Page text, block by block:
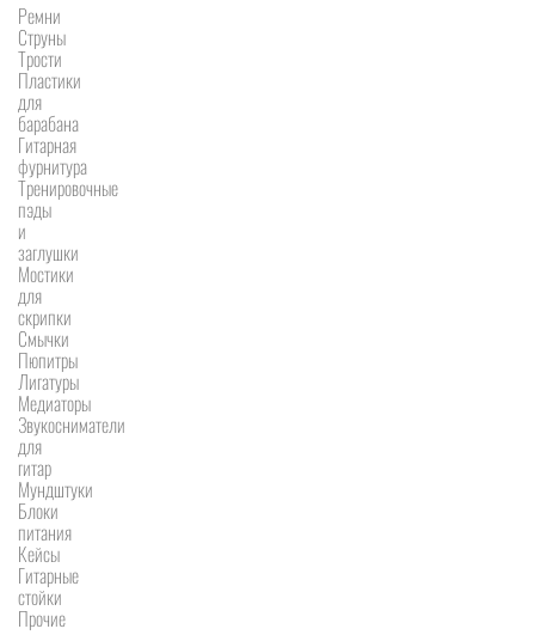
Ремни
Струны
Трости
Пластики
для
барабана
Гитарная
фурнитура
Тренировочные
пэды
и
заглушки
Мостики
для
скрипки
Смычки
Пюпитры
Лигатуры
Медиаторы
Звукосниматели
для
гитар
Мундштуки
Блоки
питания
Кейсы
Гитарные
стойки
Прочие